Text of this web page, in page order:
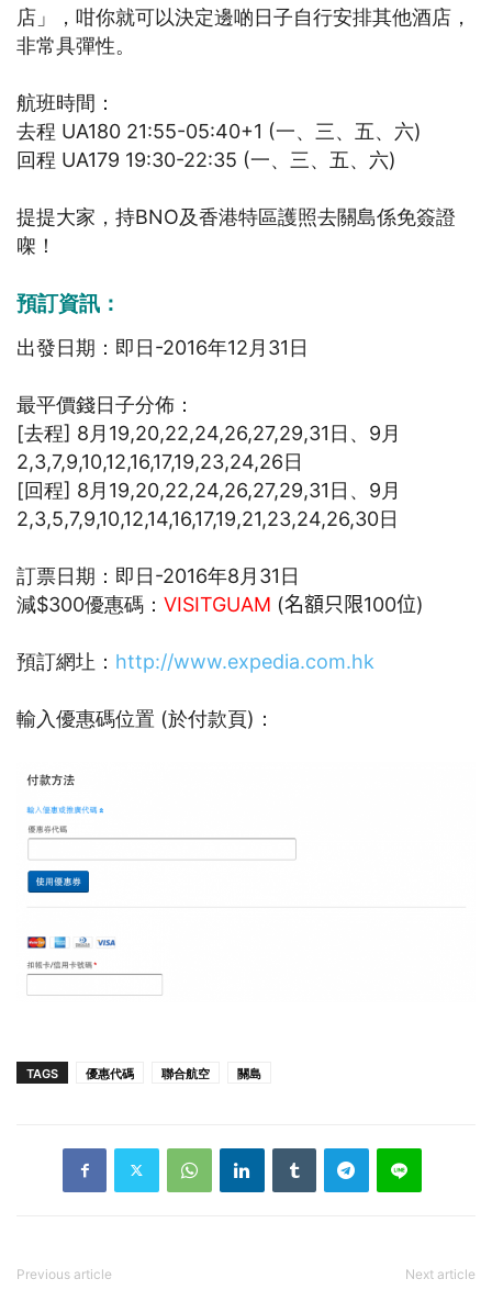
店」，咁你就可以決定邊啲日子自行安排其他酒店，
非常具彈性。
航班時間：
去程 UA180 21:55-05:40+1 (一、三、五、六)
回程 UA179 19:30-22:35 (一、三、五、六)
提提大家，持BNO及香港特區護照去關島係免簽證
㗎！
預訂資訊：
出發日期：即日-2016年12月31日
最平價錢日子分佈：
[去程] 8月19,20,22,24,26,27,29,31日、9月
2,3,7,9,10,12,16,17,19,23,24,26日
[回程] 8月19,20,22,24,26,27,29,31日、9月
2,3,5,7,9,10,12,14,16,17,19,21,23,24,26,30日
訂票日期：即日-2016年8月31日
減$300優惠碼： VISITGUAM (名額只限100位)
預訂網圵： http://www.expedia.com.hk
輸入優惠碼位置 (於付款頁)：
TAGS 優惠代碼 聯合航空 關島
Previous article Next article